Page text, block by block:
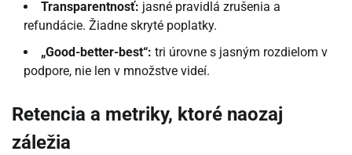
Transparentnosť: jasné pravidlá zrušenia a
refundácie. Žiadne skryté poplatky.
„Good-better-best“: tri úrovne s jasným rozdielom v
podpore, nie len v množstve videí.
Retencia a metriky, ktoré naozaj
záležia